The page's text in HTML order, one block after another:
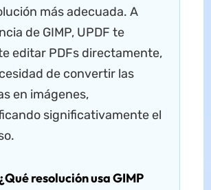
más adecuada. A
de GIMP, UPDF te
editar PDFs directamente,
de convertir las
en imágenes,
significativamente el
resolución usa GIMP